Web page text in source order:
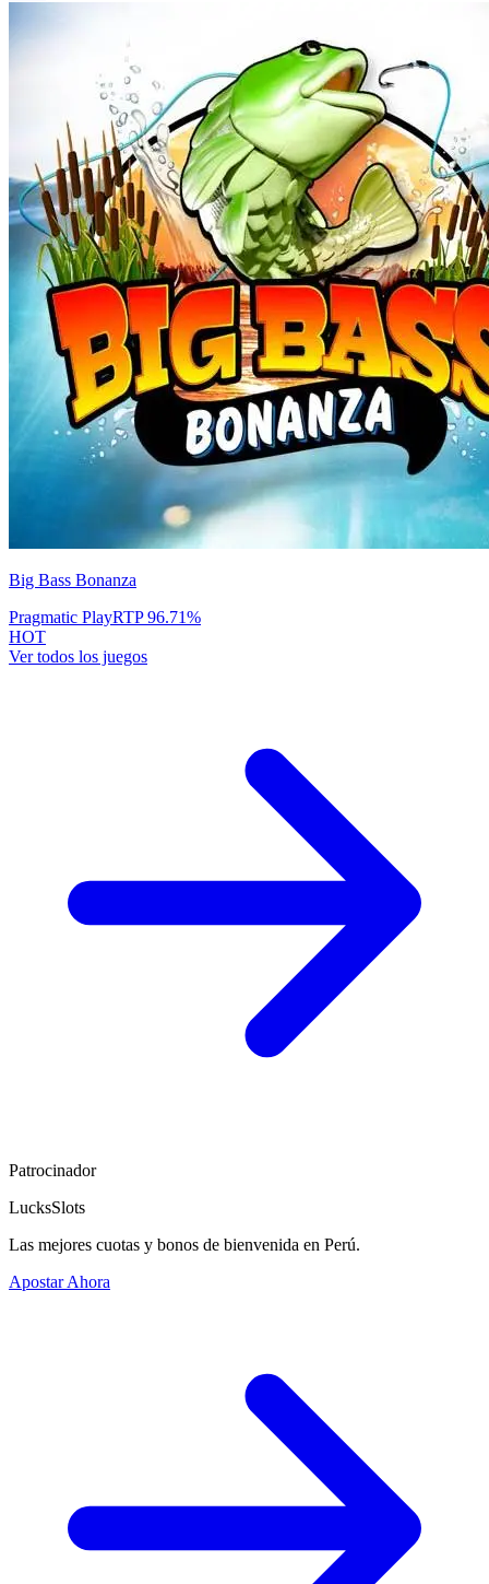
Big Bass Bonanza
Pragmatic PlayRTP96.71%
HOT
Ver todos los juegos
Patrocinador
LucksSlots
Las mejores cuotas y bonos de bienvenida en Perú.
Apostar Ahora